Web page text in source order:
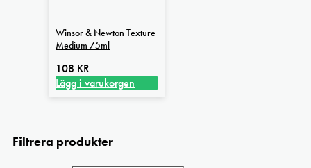
De
olika
alternativen
kan
Winsor & Newton Texture
Medium 75ml
108 KR
Lägg i varukorgen
Filtrera produkter